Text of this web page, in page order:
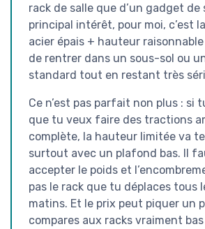
rack de salle que d’un gadget de
principal intérêt, pour moi, c’est
acier épais + hauteur
de rentrer dans un sous-sol ou
standard tout en restant très
Ce n’est pas parfait non plus : si
que tu veux faire des tractions
complète, la hauteur limitée va
surtout avec un plafond bas. Il
accepter le poids et
pas le rack que tu déplaces tous
matins. Et le prix peut piquer un
compares aux racks vraiment